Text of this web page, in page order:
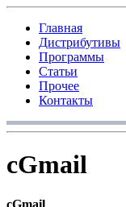
Главная
Дистрибутивы
Программы
Статьи
Прочее
Контакты
cGmail
cGmail